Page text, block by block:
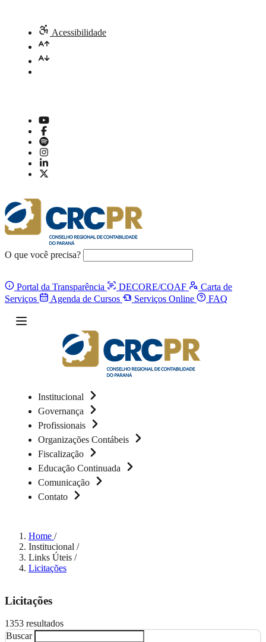
Acessibilidade
O que você precisa?
Portal da Transparência DECORE/COAF
Carta de
Serviços
Agenda de Cursos Serviços Online FAQ
Institucional
Governança
Profissionais
Organizações Contábeis
Fiscalização
Educação Continuada
Comunicação
Contato
Home /
Institucional /
Links Úteis /
Licitações
Licitações
1353 resultados
Buscar